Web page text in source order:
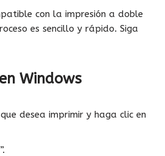
con la impresión a doble
es sencillo y rápido. Siga
Windows
que desea imprimir y haga clic en